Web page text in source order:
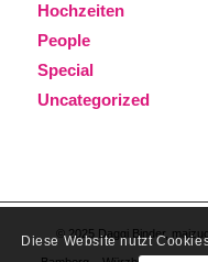
Hochzeiten
People
Special
Uncategorized
© 2025 Daggi Binder,
Diese Website nutzt